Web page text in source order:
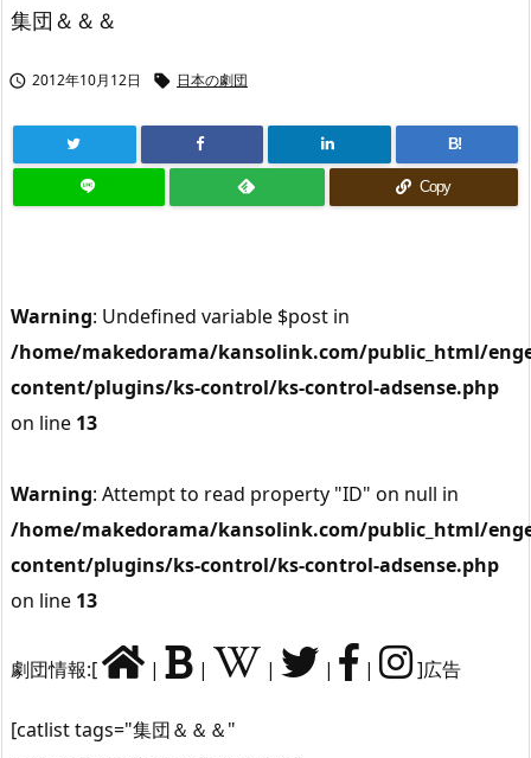
集団＆＆＆
 2012年10月12日  日本の劇団
B!
Copy
Warning: Undefined variable $post in
/home/makedorama/kansolink.com/public_html/
content/plugins/ks-control/ks-control-adsense.php
on line 13
Warning: Attempt to read property "ID" on null in
/home/makedorama/kansolink.com/public_html/
content/plugins/ks-control/ks-control-adsense.php
on line 13
劇団情報:[ | | | | | ]広告
[catlist tags="集団＆＆＆"